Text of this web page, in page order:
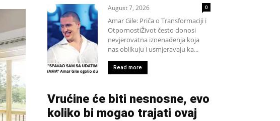
August 7, 2026 0
Amar Gile: Priča o Transformaciji i
OtpornostiŽivot često donosi
nevjerovatna iznenađenja koja
nas oblikuju i usmjeravaju ka...
Read more
Vrućine će biti nesnosne, evo
koliko bi mogao trajati ovaj